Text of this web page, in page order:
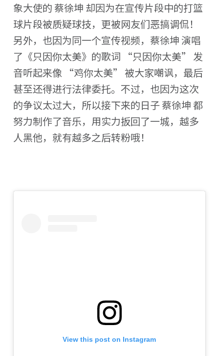
象大使的 蔡徐坤 却因为在宣传片段中的打篮
球片段被质疑球技，更被网友们恶搞调侃！
另外，也因为同一个宣传视频，蔡徐坤 演唱
了《只因你太美》的歌词 “只因你太美” 发
音听起来像 “鸡你太美” 被大家嘲讽，最后
甚至还得进行法律委托。不过，也因为这次
的争议太过大，所以接下来的日子 蔡徐坤 都
努力制作了音乐，用实力扳回了一城，越多
人黑他，就有越多之后转粉哦！
View this post on Instagram